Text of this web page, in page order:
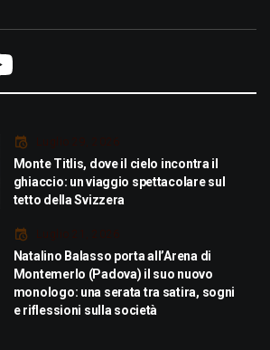
Luglio 29, 2026
Monte Titlis, dove il cielo incontra il
ghiaccio: un viaggio spettacolare sul
tetto della Svizzera
Luglio 21, 2026
Natalino Balasso porta all’Arena di
Montemerlo (Padova) il suo nuovo
monologo: una serata tra satira, sogni
e riflessioni sulla società